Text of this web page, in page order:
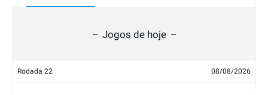
Jogos de hoje
Rodada 22 08/08/2026